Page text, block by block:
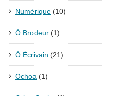
Numérique (10)
Ô Brodeur (1)
Ô Écrivain (21)
Ochoa (1)